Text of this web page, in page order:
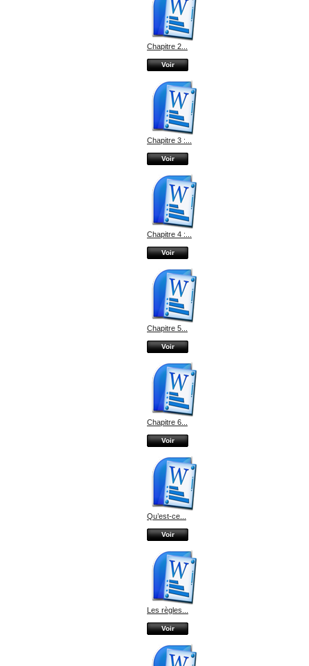
Chapitre 2...
Voir
Chapitre 3 :...
Voir
Chapitre 4 :...
Voir
Chapitre 5...
Voir
Chapitre 6...
Voir
Qu’est-ce...
Voir
Les règles...
Voir